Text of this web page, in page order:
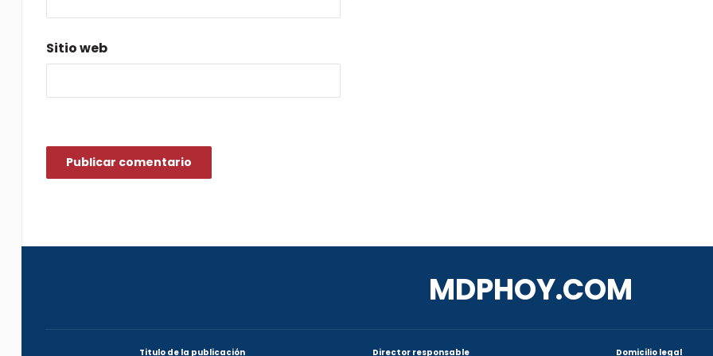
Sitio web
MDPHOY.COM
Titulo de la publicación Director responsable Domicilio legal